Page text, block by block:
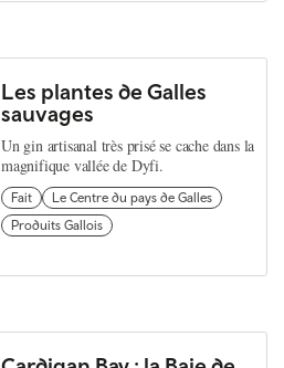
Les plantes de Galles
sauvages
Un gin artisanal très prisé se cache dans la
magnifique vallée de Dyfi.
Fait
Le Centre du pays de Galles
Produits Gallois